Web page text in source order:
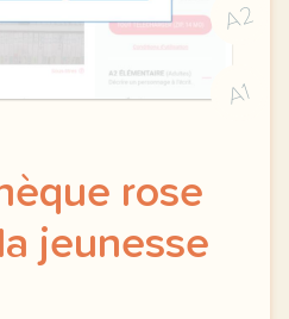
A2
A1
rose
jeunesse